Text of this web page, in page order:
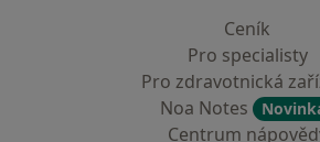
Ceník
Pro specialisty
Pro zdravotnická
Noa Notes
Centrum